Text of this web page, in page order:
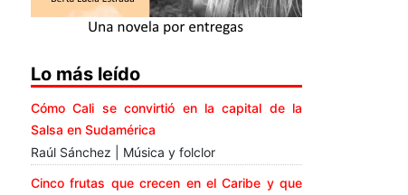
Lo más leído
Cómo Cali se convirtió en la capital de la
Salsa en Sudamérica
Raúl Sánchez | Música y folclor
Cinco frutas que crecen en el Caribe y que